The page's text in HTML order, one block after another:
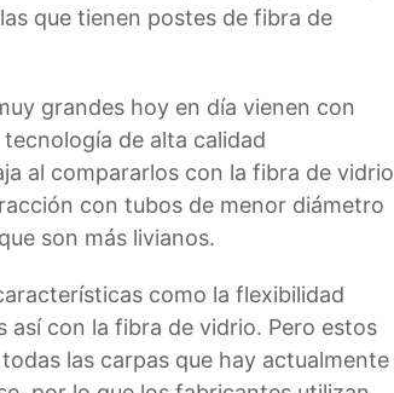
que tienen postes de fibra de
grandes hoy en día vienen con
de alta calidad
al compararlos con la fibra de vidrio
con tubos de menor diámetro
son más livianos.
como la flexibilidad
con la fibra de vidrio. Pero estos
las carpas que hay actualmente